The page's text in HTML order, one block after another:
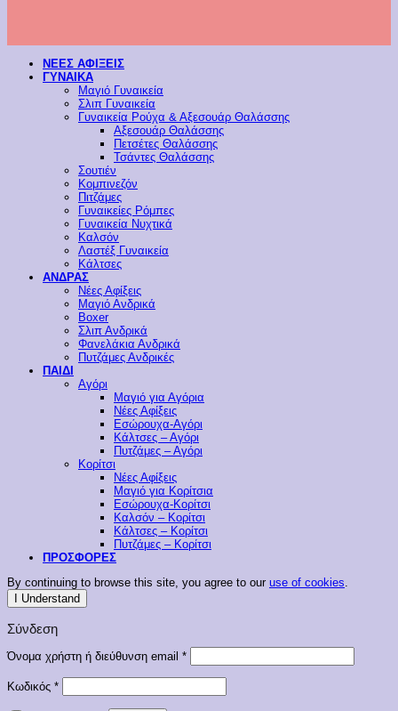
ΝΕΕΣ ΑΦΙΞΕΙΣ
ΓΥΝΑΙΚΑ
Μαγιό Γυναικεία
Σλιπ Γυναικεία
Γυναικεία Ρούχα & Αξεσουάρ Θαλάσσης
Αξεσουάρ Θαλάσσης
Πετσέτες Θαλάσσης
Τσάντες Θαλάσσης
Σουτιέν
Κομπινεζόν
Πιτζάμες
Γυναικείες Ρόμπες
Γυναικεία Νυχτικά
Καλσόν
Λαστέξ Γυναικεία
Κάλτσες
ΑΝΔΡΑΣ
Νέες Αφίξεις
Μαγιό Ανδρικά
Boxer
Σλιπ Ανδρικά
Φανελάκια Ανδρικά
Πυτζάμες Ανδρικές
ΠΑΙΔΙ
Αγόρι
Μαγιό για Αγόρια
Νέες Αφίξεις
Εσώρουχα-Αγόρι
Κάλτσες – Αγόρι
Πυτζάμες – Αγόρι
Κορίτσι
Νέες Αφίξεις
Μαγιό για Κορίτσια
Εσώρουχα-Κορίτσι
Καλσόν – Κορίτσι
Κάλτσες – Κορίτσι
Πυτζάμες – Κορίτσι
ΠΡΟΣΦΟΡΕΣ
By continuing to browse this site, you agree to our use of cookies
I Understand
Σύνδεση
Όνομα χρήστη ή διεύθυνση email *Απαιτείται
Κωδικός *Απαιτείται